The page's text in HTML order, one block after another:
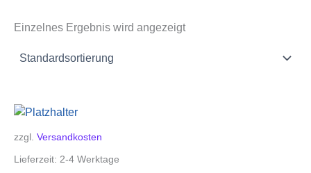
Einzelnes Ergebnis wird angezeigt
zzgl. Versandkosten
Lieferzeit: 2-4 Werktage